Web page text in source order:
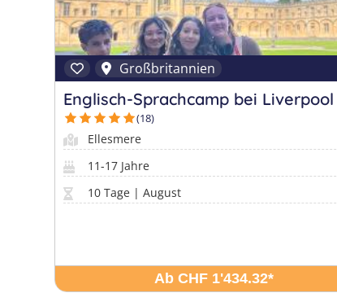
Großbritannien
Englisch-Sprachcamp bei Liverpool
(18)
Ellesmere
11-17 Jahre
10 Tage | August
Ab CHF 1'434.32*